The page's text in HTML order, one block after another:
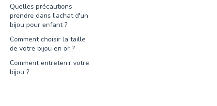
Quelles précautions
prendre dans l'achat d'un
bijou pour enfant ?
Comment choisir la taille
de votre bijou en or ?
Comment entretenir votre
bijou ?